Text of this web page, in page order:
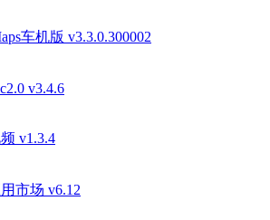
车机版 v3.3.0.300002
v3.4.6
v1.3.4
市场 v6.12